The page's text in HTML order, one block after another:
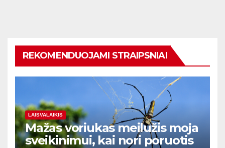
REKOMENDUOJAMI STRAIPSNIAI
LAISVALAIKIS
Mažas voriukas meilužis moja
sveikinimui, kai nori poruotis